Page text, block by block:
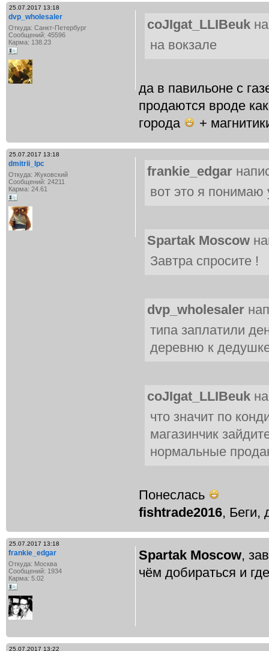
25.07.2017 13:18
dvp_wholesaler
Откуда: Санкт-Петербург
Сообщений: 45596
Карма: 138.23
coJIgat_LLIBeuk
на вокзале
да в павильоне с
продаются вроде
города
+
25.07.2017 13:18
dmitrii_lpc
Откуда: Жуковский
Сообщений: 24211
Карма: 24.61
frankie_edgar
вот это я понимаю
Spartak Moscow
Завтра спросите !
dvp_wholesaler
типа заплатили
деревню к
coJIgat_LLIBeuk
что значит по
магазинчик
нормальные
Понеслась
fishtrade2016, Беги,
25.07.2017 13:18
frankie_edgar
Откуда: Москва
Сообщений: 1934
Карма: 5.02
Spartak Moscow,
чём добираться и
25.07.2017 13:22